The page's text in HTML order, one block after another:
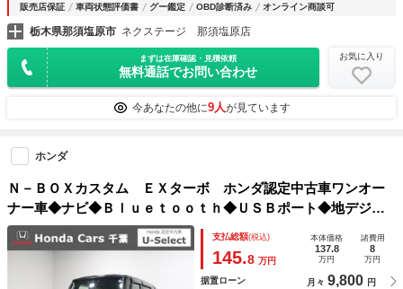
販売店保証 車両状態評価書 グー鑑定 OBD診断済み オンライン商談可
栃木県那須塩原市 ネクステージ 那須塩原店
まずは在庫確認・見積依頼
無料通話でお問い合わせ
お気に入り
今あなたの他に9人が見ています
ホンダ
Ｎ－ＢＯＸカスタム ＥＸターボ ホンダ認定中古車ワンオー
ナー車◆ナビ◆Ｂｌｕｅｔｏｏｔｈ◆ＵＳＢポート◆地デジフ
ルセグ◆バックカメラ◆ＥＴＣ◆シートヒーター◆両側パワー
スライドドア◆スマートキー◆ＬＥＤヘッドライト◆衝突軽減
支払総額(税込)
145.8 万円
本体価格
137.8
万円
諸費用
8
万円
据置ローン 月々 9,800 円